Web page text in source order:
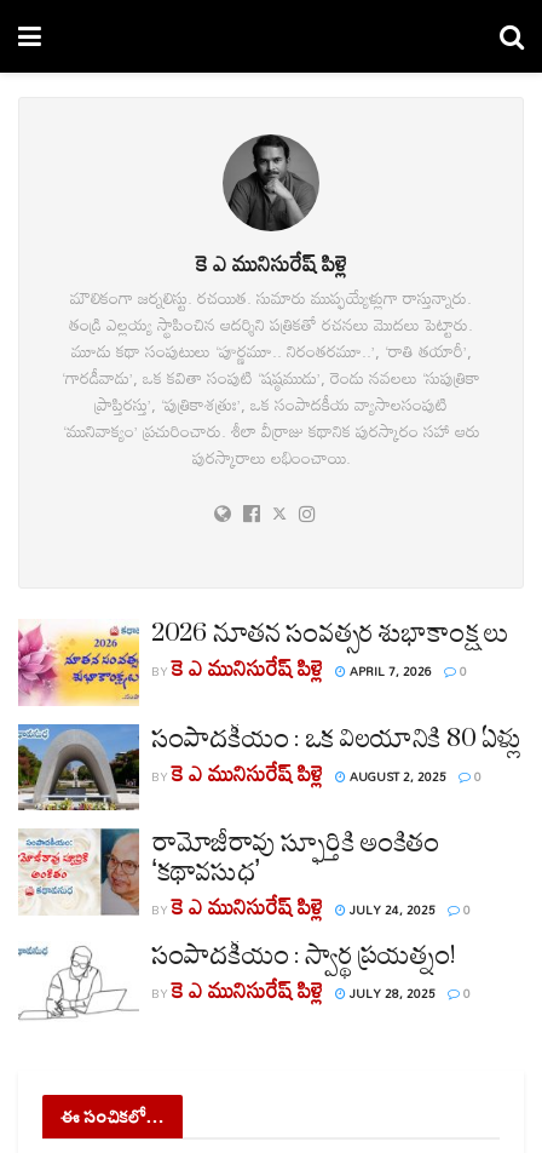
కె ఎ మునిసురేష్ పిళ్లె
మౌలికంగా జర్నలిస్టు. రచయిత. సుమారు ముప్ఫయ్యేళ్లుగా రాస్తున్నారు.
తండ్రి ఎల్లయ్య స్థాపించిన ఆదర్శిని పత్రికతో రచనలు మొదలు పెట్టారు.
మూడు కథా సంపుటులు ‘పూర్ణమూ.. నిరంతరమూ..’, ‘రాతి తయారీ’,
‘గారడీవాడు’, ఒక కవితా సంపుటి ‘షష్ఠముడు’, రెండు నవలలు ‘సుపుత్రికా
ప్రాప్తిరస్తు’, ‘పుత్రికాశత్రుః’, ఒక సంపాదకీయ వ్యాసాలసంపుటి
‘మునివాక్యం’ ప్రచురించారు. శీలా వీర్రాజు కథానిక పురస్కారం సహా ఆరు
పురస్కారాలు లభింంచాయి.
2026 నూతన సంవత్సర శుభాకాంక్షలు
BY కె ఎ మునిసురేష్ పిళ్లె APRIL 7, 2026 0
సంపాదకీయం : ఒక విలయానికి 80 ఏళ్లు
BY కె ఎ మునిసురేష్ పిళ్లె AUGUST 2, 2025 0
రామోజీరావు స్ఫూర్తికి అంకితం
‘కథావసుధ’
BY కె ఎ మునిసురేష్ పిళ్లె JULY 24, 2025 0
సంపాదకీయం : స్వార్థ ప్రయత్నం!
BY కె ఎ మునిసురేష్ పిళ్లె JULY 28, 2025 0
ఈ సంచికలో…